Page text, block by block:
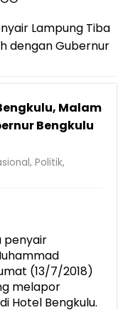
Waris Korban
Lansia di
Jadi Provinsi
Penanganan
Penanganan
SDM Adaptif
Lampung Tiba
dengan Gubernur
Malam
Bengkulu
,Politik,
penyair
(13/7/2018)
melapor
Hotel Bengkulu.